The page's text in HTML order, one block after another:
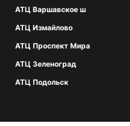
АТЦ Варшавское ш
АТЦ Измайлово
АТЦ Проспект Мира
АТЦ Зеленоград
АТЦ Подольск